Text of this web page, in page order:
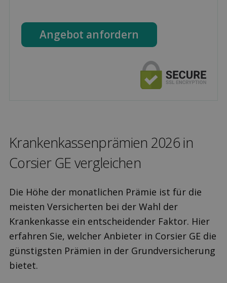
Angebot anfordern
Kranken­kassen­prämien 2026 in
Corsier GE ver­gleichen
Die Höhe der monatlichen Prämie ist für die
meisten Versicherten bei der Wahl der
Krankenkasse ein entscheidender Faktor. Hier
erfahren Sie, welcher Anbieter in Corsier GE die
günstigsten Prämien in der Grundversicherung
bietet.